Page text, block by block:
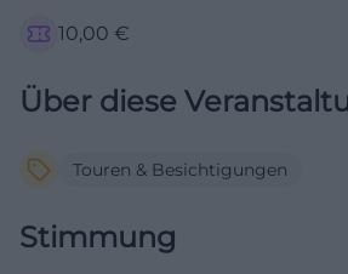
10,00 €
Über diese
Touren & Besichtigungen
Stimmung